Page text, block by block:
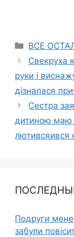
Categories
ВСЕ
Свекруха
руки і
дізналася
Сестра
дитиною маю
лютивсяився
Подруги мене
забули